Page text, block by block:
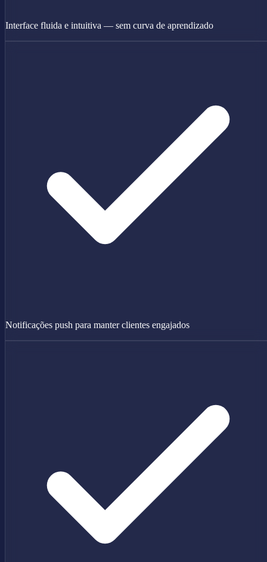
Interface fluida e intuitiva — sem curva de aprendizado
Notificações push para manter clientes engajados